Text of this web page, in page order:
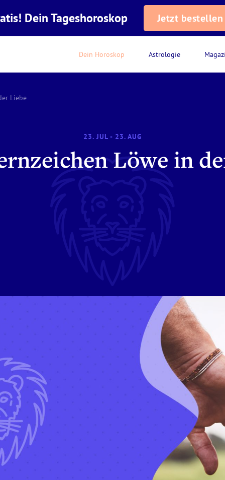
Dein Horoskop Astrologie
Dein Tageshoroskop Jetzt bestellen
Liebe
23. JUL - 23. AUG
Löwe in